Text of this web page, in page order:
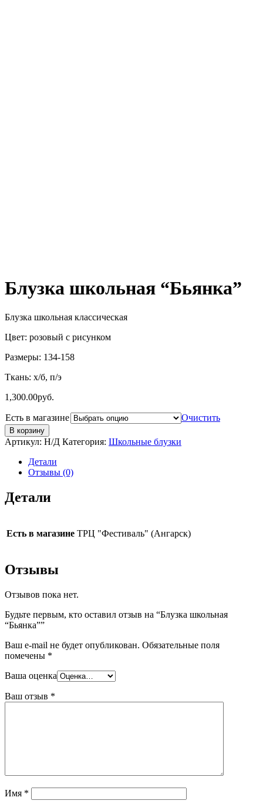
Блузка школьная “Бьянка”
Блузка школьная классическая
Цвет: розовый с рисунком
Размеры: 134-158
Ткань: х/б, п/э
1,300.00руб.
Есть в магазине Очистить
В корзину
Артикул: Н/Д Категория: Школьные блузки
Детали
Отзывы (0)
Детали
Есть в магазине ТРЦ "Фестиваль" (Ангарск)
Отзывы
Отзывов пока нет.
Будьте первым, кто оставил отзыв на “Блузка школьная
“Бьянка””
Ваш e-mail не будет опубликован. Обязательные поля
помечены *
Ваша оценка
Ваш отзыв *
Имя *